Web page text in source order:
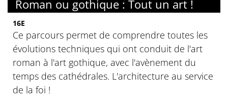
Roman ou gothique : Tout un art !
16E
Ce parcours permet de comprendre toutes les
évolutions techniques qui ont conduit de l'art
roman à l'art gothique, avec l'avènement du
temps des cathédrales. L'architecture au service
de la foi !